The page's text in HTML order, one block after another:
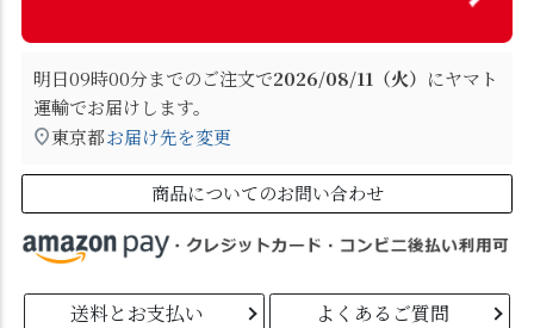
明日09時00分までのご注文で2026/08/11（火） にヤマト
運輸でお届けします。
東京都お届け先を変更
商品についてのお問い合わせ
送料とお支払い よくあるご質問